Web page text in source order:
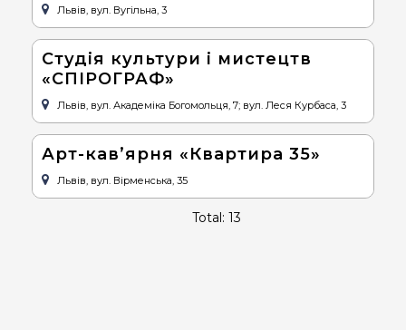
Львів, вул. Вугільна, 3
Студія культури і мистецтв
«СПІРОГРАФ»
Львів, вул. Академіка Богомольця, 7; вул. Леся Курбаса, 3
Арт-кав’ярня «Квартира 35»
Львів, вул. Вірменська, 35
Total: 13